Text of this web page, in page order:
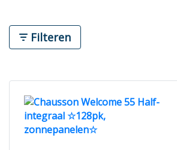
Filteren